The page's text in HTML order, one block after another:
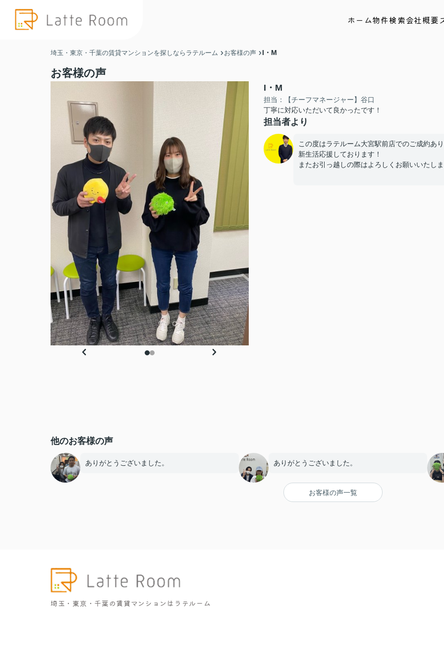
ホーム物件検索会社概要
埼玉・東京・千葉の賃貸マンションを探しならラテルーム お客様の声 I・M
お客様の声
I・M
担当：【チーフマネージャー】谷口
丁寧に対応いただいて良かったです！
担当者より
この度はラテルーム大宮駅前店でのご成約あ
新生活応援しております！
またお引っ越しの際はよろしくお願いいたし
他のお客様の声
ありがとうございました。 ありがとうございました。
お客様の声一覧
埼玉・東京・千葉の賃貸マンションはラテルーム